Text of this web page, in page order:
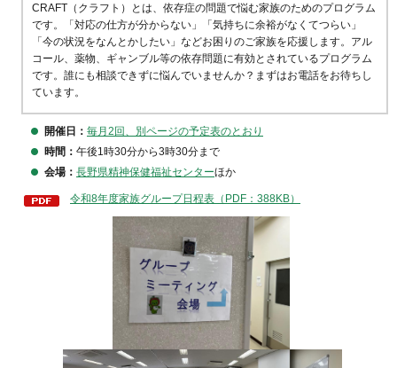
CRAFT（クラフト）とは、依存症の問題で悩む家族のためのプログラム
です。「対応の仕方が分からない」「気持ちに余裕がなくてつらい」
「今の状況をなんとかしたい」などお困りのご家族を応援します。アル
コール、薬物、ギャンブル等の依存問題に有効とされているプログラム
です。誰にも相談できずに悩んでいませんか？まずはお電話をお待ちし
ています。
開催日： 毎月2回、別ページの予定表のとおり
時間： 午後1時30分から3時30分まで
会場： 長野県精神保健福祉センターほか
令和8年度家族グループ日程表（PDF：388KB）